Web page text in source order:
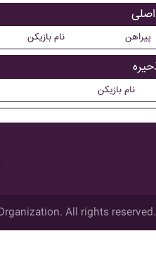
نام بازیکن پیراهن
نام بازیکن
All rights reserved.